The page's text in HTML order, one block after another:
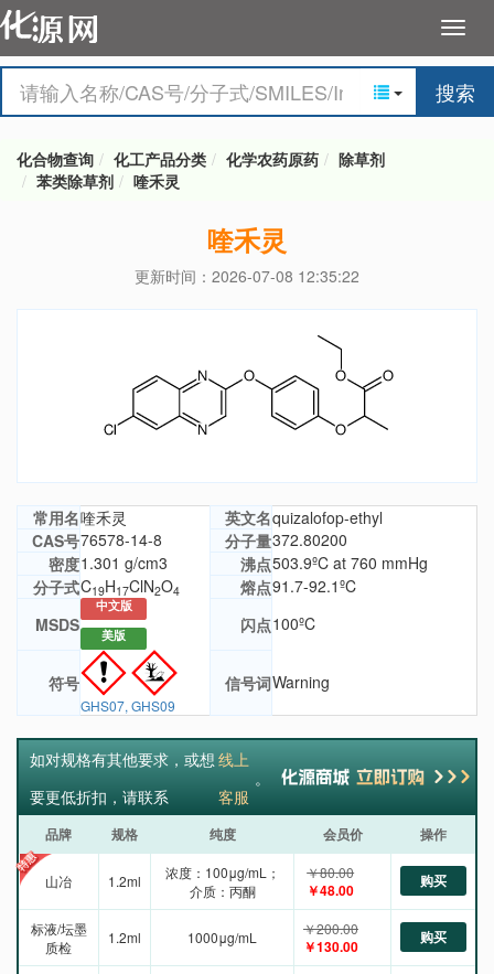
搜索
化合物查询 化工产品分类 化学农药原药
除草剂
苯类除草剂
喹禾灵
喹禾灵
更新时间：2026-07-08 12:35:22
常用名喹禾灵 英文名quizalofop-ethyl
CAS号76578-14-8 分子量372.80200
密度1.301 g/cm3 沸点503.9ºC at 760 mmHg
分子式C19H17ClN2O4 熔点91.7-92.1ºC
MSDS
中文版
美版
闪点100ºC
符号
GHS07, GHS09
信号词Warning
如对规格有其他要求，或想
要更低折扣，请联系
线上
客服
。
品牌 规格 纯度 会员价 操作
山冶 1.2ml
浓度：100μg/mL；
介质：丙酮
￥80.00
￥48.00 购买
标液/坛墨
质检
1.2ml 1000μg/mL ￥200.00
￥130.00 购买